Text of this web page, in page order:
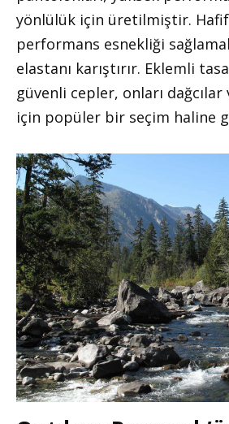
yönlülük için üretilmiştir. Hafif
performans esnekliği
elastanı karıştırır. Eklemli
güvenli cepler, onları
için popüler bir seçim haline